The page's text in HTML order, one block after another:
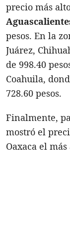
precio más
pesos. En la
Juárez,
de 998.40
Coahuila,
728.60 pesos.
Finalmente,
mostró el
Oaxaca el